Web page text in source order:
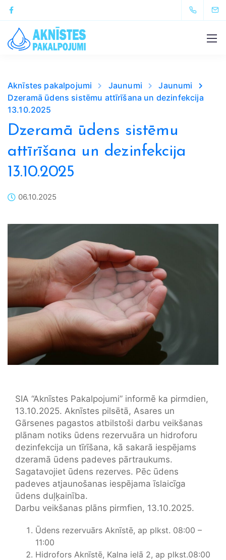
Aknīstes pakalpojumi Jaunumi
Jaunumi
Dzeramā ūdens sistēmu attīrīšana un dezinfekcija
13.10.2025
Dzeramā ūdens sistēmu
attīrīšana un dezinfekcija
13.10.2025
06.10.2025
SIA “Aknīstes Pakalpojumi” informē ka pirmdien,
13.10.2025. Aknīstes pilsētā, Asares un
Gārsenes pagastos atbilstoši darbu veikšanas
plānam notiks ūdens rezervuāra un hidroforu
dezinfekcija un tīrīšana, kā sakarā iespējams
dzeramā ūdens padeves pārtraukums.
Sagatavojiet ūdens rezerves. Pēc ūdens
padeves atjaunošanas iespējama īslaicīga
ūdens duļķainība.
Darbu veikšanas plāns pirmfien, 13.10.2025.
Ūdens rezervuārs Aknīstē, ap plkst. 08:00 –
11:00
Hidrofors Aknīstē, Kalna ielā 2, ap plkst.08:00